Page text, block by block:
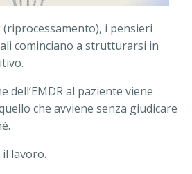
(riprocessamento), i pensieri
cominciano a strutturarsi in
dell’EMDR al paziente viene
che avviene senza giudicare
lavoro.